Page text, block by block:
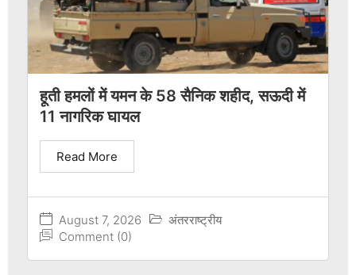
हूती हमलों में यमन के 58 सैनिक शहीद, सऊदी में
11 नागरिक घायल
August 7, 2026
अंतरराष्ट्रीय
Comment (0)
Read More